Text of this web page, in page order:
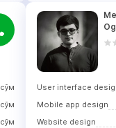
сўм
сўм
сўм
User interface
Mobile app design
Website design